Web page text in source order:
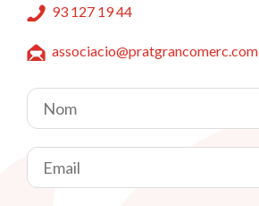
93 127 19 44
associacio@pratgrancomerc.com